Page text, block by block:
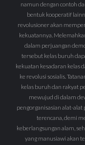
namun dengan contoh
bentuk kooperatif
revolusioner akan
kekuatannya.
dalam perjuangan
tersebut kelas buruh
kekuatan kesadaran kelas
ke revolusi sosialis.
kelas buruh dan rakyat
mewujud di dalam
pengorganisasian alat-
terencana, demi
keberlangsungan alam,
yang manusiawi akan